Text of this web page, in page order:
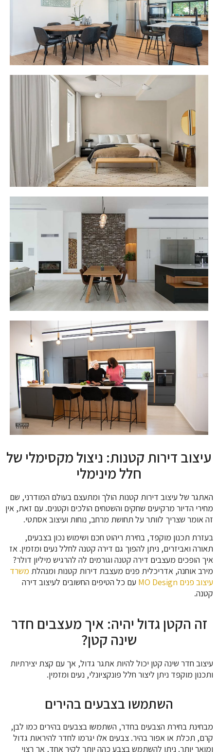
עיצוב דירות קטנות: ניצול מקסימלי של
חלל מינימלי
האתגר של עיצוב דירות קטנות הולך ומתעצם בעולם המודרני, שם
מחירי הדיור מרקיעים שחקים והשטחים הולכים וקטנים. עם זאת, אין
זה אומר שצריך לוותר על תחושת מרחב, נוחות ועיצוב אסתטי.
בעזרת תכנון מוקפד, בחירת ריהוט חכם ושימוש נכון בצבעים,
תאורה ואביזרים, ניתן להפוך גם דירה קטנה לחלל נעים ומזמין. אז
איך הופכים מעצבים דירה קטנה וגורמים לה להרגיש מיליון דולר?
מירב אוחנה, אדריכלית פנים מעצבת דירות קטנות ומנהלת משרד
עיצוב פנים MO Design
עם כל הטיפים החשובים לעיצוב דירה
קטנה.
זה הקטן גדול יהיה: איך מעצבים חדר
שינה קטן?
עיצוב חדר שינה קטן יכול להיות אתגר גדול, אך עם קצת יצירתיות
ותכנון מוקפד ניתן ליצור חלל פונקציונלי, נעים ומזמין.
השתמשו בצבעים בהירים
מבחינת בחירת הצבעים בחדר, השתמשו בצבעים בהירים כמו לבן,
קרם, תכלת או אפור בהיר. צבעים אלו יגרמו לחדר להיראות גדול
ומואר יותר. ניתן להשתמש בצבע כהה יותר לקיר אחד, אך רצוי